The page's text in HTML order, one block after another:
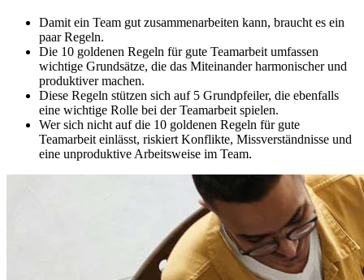
Damit ein Team gut zusammenarbeiten kann, braucht es ein
paar Regeln.
Die 10 goldenen Regeln für gute Teamarbeit umfassen
wichtige Grundsätze, die das Miteinander harmonischer und
produktiver machen.
Diese Regeln stützen sich auf 5 Grundpfeiler, die ebenfalls
eine wichtige Rolle bei der Teamarbeit spielen.
Wer sich nicht auf die 10 goldenen Regeln für gute
Teamarbeit einlässt, riskiert Konflikte, Missverständnisse und
eine unproduktive Arbeitsweise im Team.